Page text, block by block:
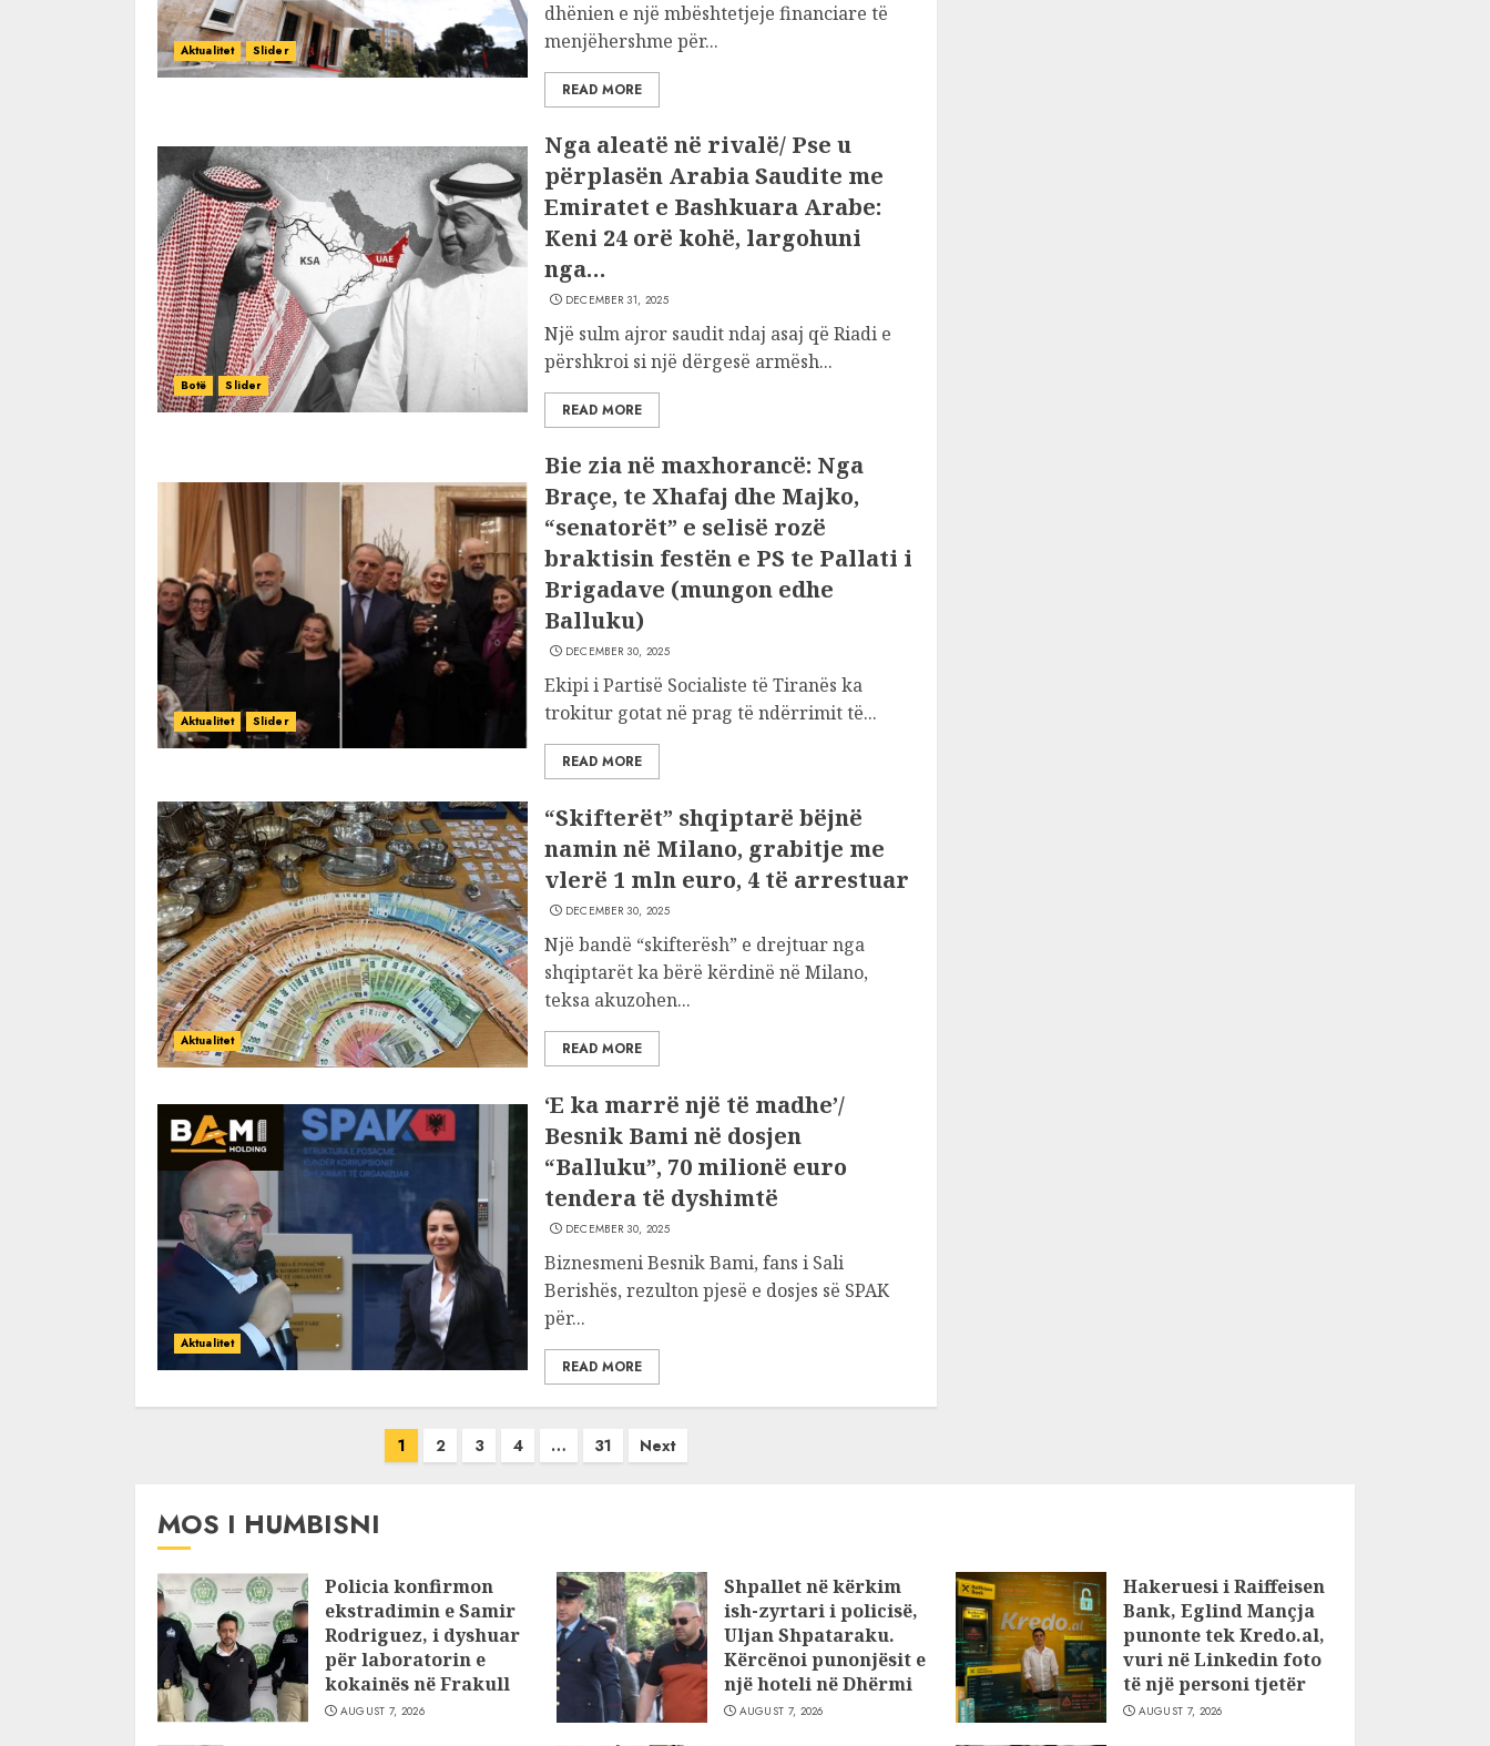
Aktualitet Slider
dhënien e një mbështetjeje financiare të
menjëhershme për...
READ MORE
Botë Slider
Nga aleatë në rivalë/ Pse u
përplasën Arabia Saudite me
Emiratet e Bashkuara Arabe:
Keni 24 orë kohë, largohuni
nga…
DECEMBER 31, 2025
Një sulm ajror saudit ndaj asaj që Riadi e
përshkroi si një dërgesë armësh...
READ MORE
Aktualitet Slider
Bie zia në maxhorancë: Nga
Braçe, te Xhafaj dhe Majko,
“senatorët” e selisë rozë
braktisin festën e PS te Pallati i
Brigadave (mungon edhe
Balluku)
DECEMBER 30, 2025
Ekipi i Partisë Socialiste të Tiranës ka
trokitur gotat në prag të ndërrimit të...
READ MORE
Aktualitet
“Skifterët” shqiptarë bëjnë
namin në Milano, grabitje me
vlerë 1 mln euro, 4 të arrestuar
DECEMBER 30, 2025
Një bandë “skifterësh” e drejtuar nga
shqiptarët ka bërë kërdinë në Milano,
teksa akuzohen...
READ MORE
Aktualitet
‘E ka marrë një të madhe’/
Besnik Bami në dosjen
“Balluku”, 70 milionë euro
tendera të dyshimtë
DECEMBER 30, 2025
Biznesmeni Besnik Bami, fans i Sali
Berishës, rezulton pjesë e dosjes së SPAK
për...
READ MORE
1 2 3 4 … 31 Next
MOS I HUMBISNI
Policia konfirmon
ekstradimin e Samir
Rodriguez, i dyshuar
për laboratorin e
kokainës në Frakull
AUGUST 7, 2026
Shpallet në kërkim
ish-zyrtari i policisë,
Uljan Shpataraku.
Kërcënoi punonjësit e
një hoteli në Dhërmi
AUGUST 7, 2026
Hakeruesi i Raiffeisen
Bank, Eglind Mançja
punonte tek Kredo.al,
vuri në Linkedin foto
të një personi tjetër
AUGUST 7, 2026